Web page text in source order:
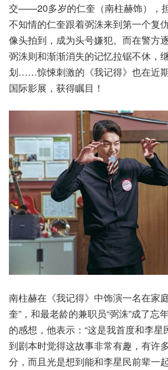
交——20多岁的仁奎（南柱赫饰），
不知情的仁奎跟着弼洙来到第一个复
像头拍到，成为头号嫌犯。而在警方
弼洙则和渐渐消失的记忆拉锯不休，
划……惊悚刺激的《我记得》也在近
国际影展，获得瞩目！
南柱赫在《我记得》中饰演一名在家
奎”，和最老龄的兼职员“弼洙”成了忘
的感想，他表示：“这是我首度和李
到剧本时觉得这故事非常有趣，有许
分，而且光是想到能和李星民前辈一